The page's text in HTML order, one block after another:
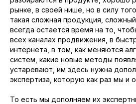
рынке, в своей нише, но в силу
такая сложная продукция,
всегда остается время на то,
всех каналах продвижения, в
интернета, в том, как меняются
систем, какие новые методы
устаревают, им здесь нужна
экспертиза, которую как раз мы и
То есть мы дополняем их